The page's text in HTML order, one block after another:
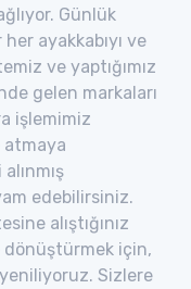
Günlük
ayakkabıyı ve
ve yaptığımız
gelen markaları
işlemimiz
atmaya
alınmış
edebilirsiniz.
alıştığınız
dönüştürmek için,
Sizlere